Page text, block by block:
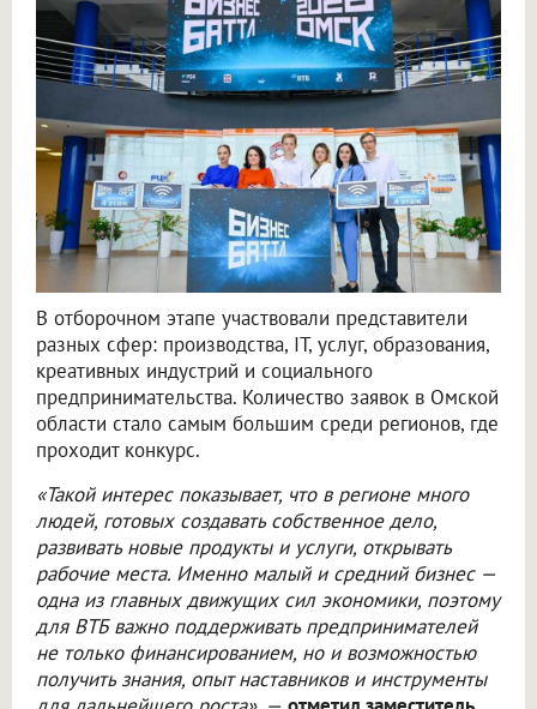
В отборочном этапе участвовали представители
разных сфер: производства, IT, услуг, образования,
креативных индустрий и социального
предпринимательства. Количество заявок в Омской
области стало самым большим среди регионов, где
проходит конкурс.
«Такой интерес показывает, что в регионе много
людей, готовых создавать собственное дело,
развивать новые продукты и услуги, открывать
рабочие места. Именно малый и средний бизнес —
одна из главных движущих сил экономики, поэтому
для ВТБ важно поддерживать предпринимателей
не только финансированием, но и возможностью
получить знания, опыт наставников и инструменты